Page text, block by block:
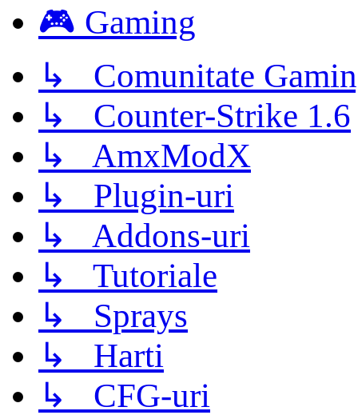
🎮 Gaming
↳ Comunitate
↳ Counter-Strike 1.6
↳ AmxModX
↳ Plugin-uri
↳ Addons-uri
↳ Tutoriale
↳ Sprays
↳ Harti
↳ CFG-uri